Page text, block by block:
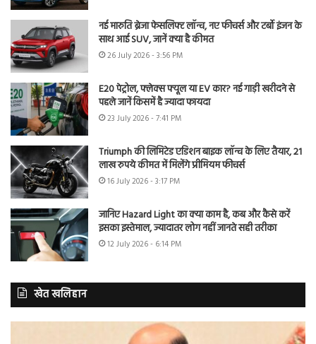
नई मारुति ब्रेजा फेसलिफ्ट लॉन्च, नए फीचर्स और टर्बो इंजन के
साथ आई SUV, जानें क्या है कीमत
26 July 2026 - 3:56 PM
E20 पेट्रोल, फ्लेक्स फ्यूल या EV कार? नई गाड़ी खरीदने से
पहले जानें किसमें है ज्यादा फायदा
23 July 2026 - 7:41 PM
Triumph की लिमिटेड एडिशन बाइक लॉन्च के लिए तैयार, 21
लाख रुपये कीमत में मिलेंगे प्रीमियम फीचर्स
16 July 2026 - 3:17 PM
जानिए Hazard Light का क्या काम है, कब और कैसे करें
इसका इस्तेमाल, ज्यादातर लोग नहीं जानते सही तरीका
12 July 2026 - 6:14 PM
खेत खलिहान